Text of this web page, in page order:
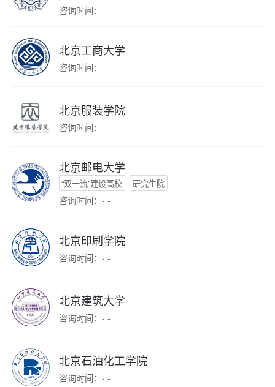
咨询时间：- -
北京工商大学
咨询时间：- -
北京服装学院
咨询时间：- -
北京邮电大学
“双一流”建设高校 研究生院
咨询时间：- -
北京印刷学院
咨询时间：- -
北京建筑大学
咨询时间：- -
北京石油化工学院
咨询时间：- -